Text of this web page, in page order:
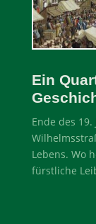
Ein
Ende des
Lebens. Wo
fürstliche